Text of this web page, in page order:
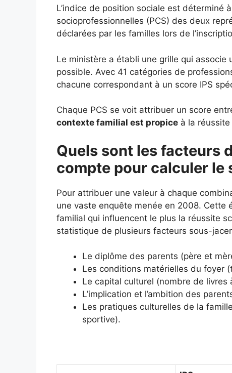
L’indice de position sociale est déterminé
socioprofessionnelles (PCS) des deux
déclarées par les familles lors de
Le ministère a établi une grille qui associe
possible. Avec 41 catégories de
chacune correspondant à un score IPS
Chaque PCS se voit attribuer un score
contexte familial est propice à la
Quels sont les facteurs
compte pour calculer le
Pour attribuer une valeur à chaque
une vaste enquête menée en 2008.
familial qui influencent le plus la réussite
statistique de plusieurs facteurs sous-
Le diplôme des parents (père et
Les conditions matérielles du foyer
Le capital culturel (nombre de
L’implication et l’ambition des
Les pratiques culturelles de la
sportive).